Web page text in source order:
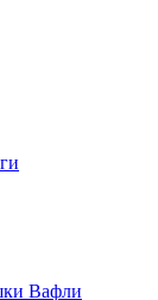
Вафли